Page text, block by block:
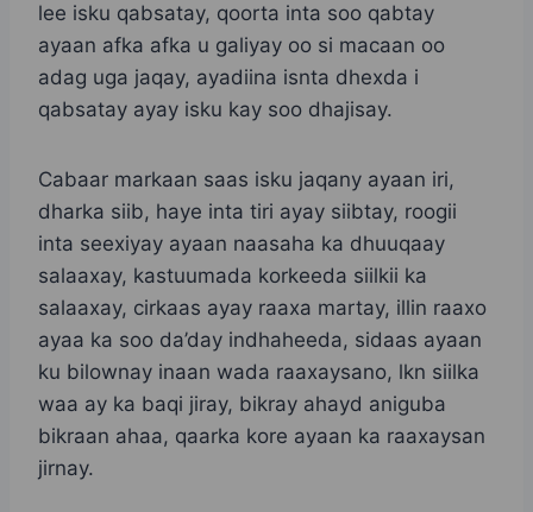
lee isku qabsatay, qoorta inta soo qabtay
ayaan afka afka u galiyay oo si macaan oo
adag uga jaqay, ayadiina isnta dhexda i
qabsatay ayay isku kay soo dhajisay.
Cabaar markaan saas isku jaqany ayaan iri,
dharka siib, haye inta tiri ayay siibtay, roogii
inta seexiyay ayaan naasaha ka dhuuqaay
salaaxay, kastuumada korkeeda siilkii ka
salaaxay, cirkaas ayay raaxa martay, illin raaxo
ayaa ka soo da’day indhaheeda, sidaas ayaan
ku bilownay inaan wada raaxaysano, lkn siilka
waa ay ka baqi jiray, bikray ahayd aniguba
bikraan ahaa, qaarka kore ayaan ka raaxaysan
jirnay.